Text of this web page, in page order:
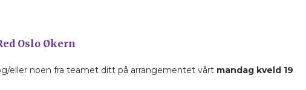
Oslo Økern
eller noen fra teamet ditt på arrangementet vårt mandag kveld 19